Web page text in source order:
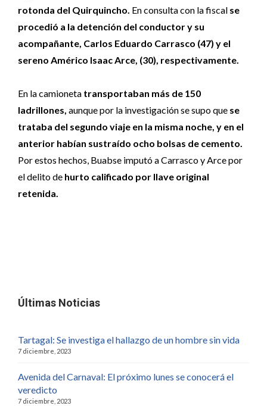
rotonda del Quirquincho. En consulta con la fiscal se
procedió a la detención del conductor y su
acompañante, Carlos Eduardo Carrasco (47) y el
sereno Américo Isaac Arce, (30), respectivamente.
En la camioneta transportaban más de 150
ladrillones, aunque por la investigación se supo que se
trataba del segundo viaje en la misma noche, y en el
anterior habían sustraído ocho bolsas de cemento.
Por estos hechos, Buabse imputó a Carrasco y Arce por
el delito de hurto calificado por llave original
retenida.
Últimas Noticias
Tartagal: Se investiga el hallazgo de un hombre sin vida
7 diciembre, 2023
Avenida del Carnaval: El próximo lunes se conocerá el
veredicto
7 diciembre, 2023